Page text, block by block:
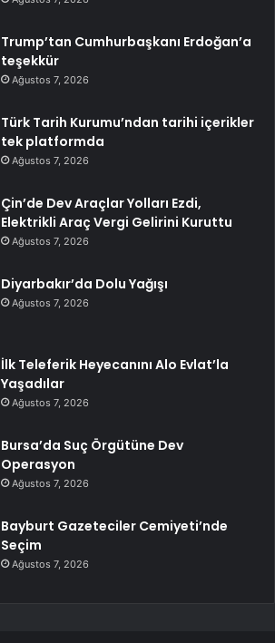
Trump’tan Cumhurbaşkanı Erdoğan’a
teşekkür
Ağustos 7, 2026
Türk Tarih Kurumu’ndan tarihi içerikler
tek platformda
Ağustos 7, 2026
Çin’de Dev Araçlar Yolları Ezdi,
Elektrikli Araç Vergi Gelirini Kuruttu
Ağustos 7, 2026
Diyarbakır’da Dolu Yağışı
Ağustos 7, 2026
İlk Teleferik Heyecanını Alo Evlat’la
Yaşadılar
Ağustos 7, 2026
Bursa’da Suç Örgütüne Dev
Operasyon
Ağustos 7, 2026
Bayburt Gazeteciler Cemiyeti’nde
Seçim
Ağustos 7, 2026